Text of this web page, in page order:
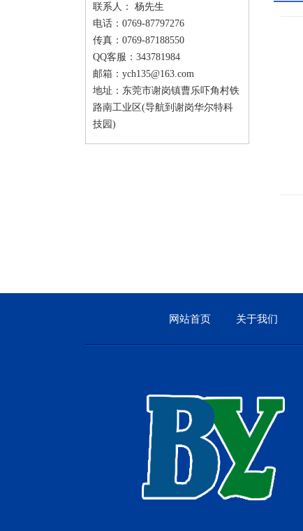
联系人： 杨先生
电话：0769-87797276
传真：0769-87188550
QQ客服：343781984
邮箱： ych135@163.com
地址：东莞市谢岗镇曹乐吓角村铁
路南工业区(导航到谢岗华尔特科
技园)
网站首页 关于我们